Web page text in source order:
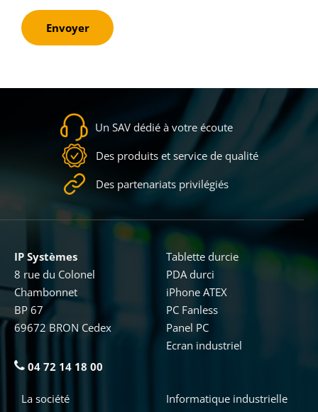
Envoyer
Un SAV dédié à votre écoute
Des produits et service de qualité
Des partenariats privilégiés
IP Systèmes
8 rue du Colonel
Chambonnet
BP 67
69672 BRON Cedex
04 72 14 18 00
Informatique industrielle
Tablette durcie
PDA durci
iPhone ATEX
PC Fanless
Panel PC
Ecran industriel
La société